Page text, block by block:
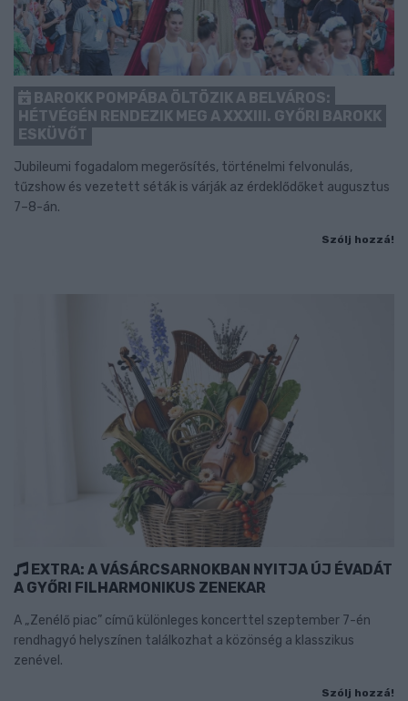
BAROKK POMPÁBA ÖLTÖZIK A BELVÁROS:
HÉTVÉGÉN RENDEZIK MEG A XXXIII. GYŐRI BAROKK
ESKÜVŐT
Jubileumi fogadalom megerősítés, történelmi felvonulás,
tűzshow és vezetett séták is várják az érdeklődőket augusztus
7–8-án.
Szólj hozzá!
EXTRA: A VÁSÁRCSARNOKBAN NYITJA ÚJ ÉVADÁT
A GYŐRI FILHARMONIKUS ZENEKAR
A „Zenélő piac” című különleges koncerttel szeptember 7-én
rendhagyó helyszínen találkozhat a közönség a klasszikus
zenével.
Szólj hozzá!